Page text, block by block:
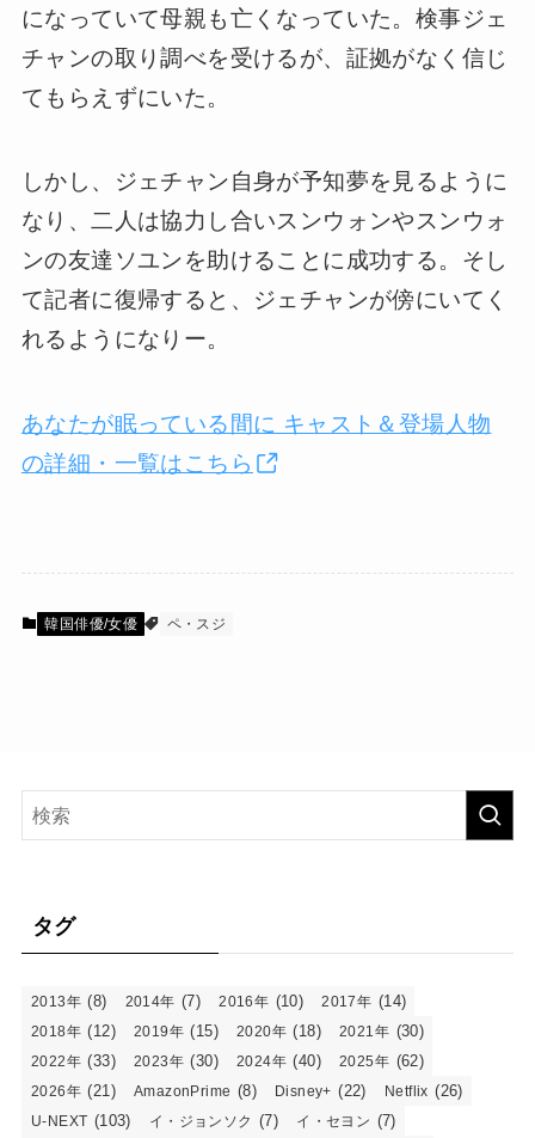
になっていて母親も亡くなっていた。検事ジェ
チャンの取り調べを受けるが、証拠がなく信じ
てもらえずにいた。
しかし、ジェチャン自身が予知夢を見るように
なり、二人は協力し合いスンウォンやスンウォ
ンの友達ソユンを助けることに成功する。そし
て記者に復帰すると、ジェチャンが傍にいてく
れるようになりー。
あなたが眠っている間に キャスト＆登場人物
の詳細・一覧はこちら
韓国俳優/女優 ペ・スジ
タグ
2013年 (8) 2014年 (7) 2016年 (10) 2017年 (14)
2018年 (12) 2019年 (15) 2020年 (18) 2021年 (30)
2022年 (33) 2023年 (30) 2024年 (40) 2025年 (62)
2026年 (21) AmazonPrime (8) Disney+ (22) Netflix (26)
U-NEXT (103) イ・ジョンソク (7) イ・セヨン (7)